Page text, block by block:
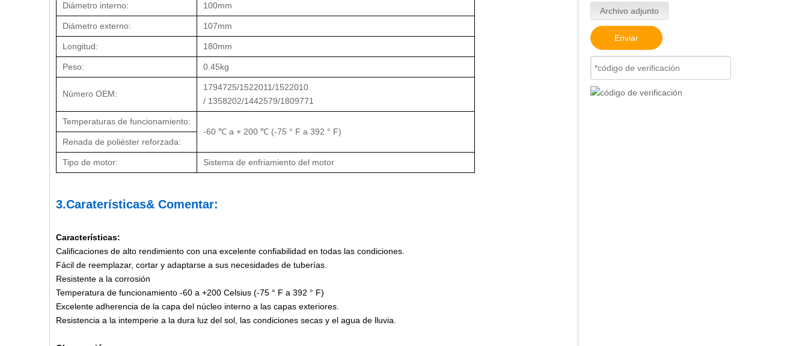
Diámetro interno: 100mm
Diámetro externo: 107mm
Longitud: 180mm
Peso: 0.45kg
Número OEM:
1794725/1522011/1522010
/ 1358202/1442579/1809771
Temperaturas de funcionamiento:
-60 ℃ a + 200 ℃ (-75 ° F a 392 ° F)
Renada de poliéster reforzada:
Tipo de motor: Sistema de enfriamiento del motor
3.Caraterísticas& Comentar:
Características:
Calificaciones de alto rendimiento con una excelente confiabilidad en todas las condiciones.
Fácil de reemplazar, cortar y adaptarse a sus necesidades de tuberías.
Resistente a la corrosión
Temperatura de funcionamiento -60 a +200 Celsius (-75 ° F a 392 ° F)
Excelente adherencia de la capa del núcleo interno a las capas exteriores.
Resistencia a la intemperie a la dura luz del sol, las condiciones secas y el agua de lluvia.
Archivo adjunto
Enviar